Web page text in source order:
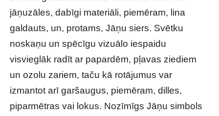
jāņuzāles, dabīgi materiāli, piemēram, lina
galdauts, un, protams, Jāņu siers. Svētku
noskaņu un spēcīgu vizuālo iespaidu
visvieglāk radīt ar papardēm, pļavas ziediem
un ozolu zariem, taču kā rotājumus var
izmantot arī garšaugus, piemēram, dilles,
piparmētras vai lokus. Nozīmīgs Jāņu simbols